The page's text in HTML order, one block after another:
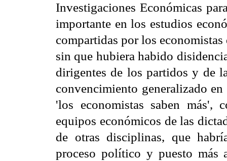
Investigaciones Económicas
importante en los estudios
compartidas por los
sin que hubiera habido
dirigentes de los partidos y de
convencimiento generalizado
'los economistas saben
equipos económicos de las
de otras disciplinas, que
proceso político y puesto más